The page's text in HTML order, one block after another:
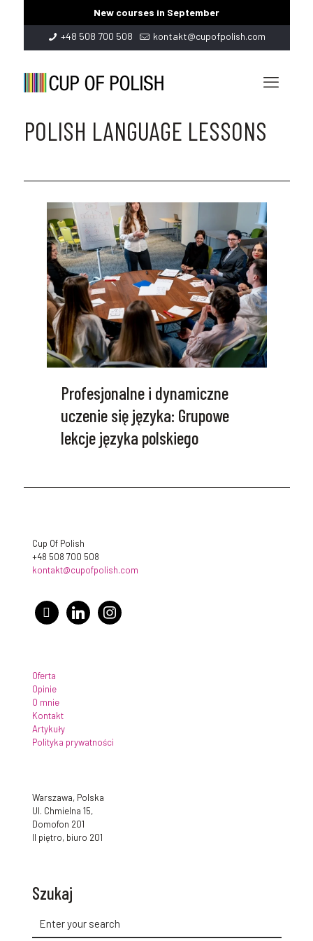
New courses in September
+48 508 700 508
kontakt@cupofpolish.com
POLISH LANGUAGE LESSONS
Profesjonalne i dynamiczne
uczenie się języka: Grupowe
lekcje języka polskiego
Cup Of Polish
+48 508 700 508
kontakt@cupofpolish.com
facebooklinkedin instagram
Oferta
Opinie
O mnie
Kontakt
Artykuły
Polityka prywatności
Warszawa, Polska
Ul. Chmielna 15,
Domofon 201
II piętro, biuro 201
Szukaj